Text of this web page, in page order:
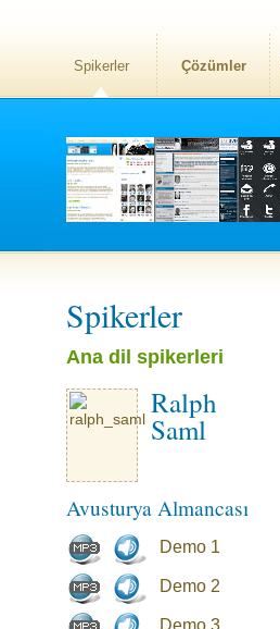
Spikerler Çözümler
Spikerler
Ana dil spikerleri
Ralph
Saml
Avusturya Almancası
Demo 1
Demo 2
Demo 3